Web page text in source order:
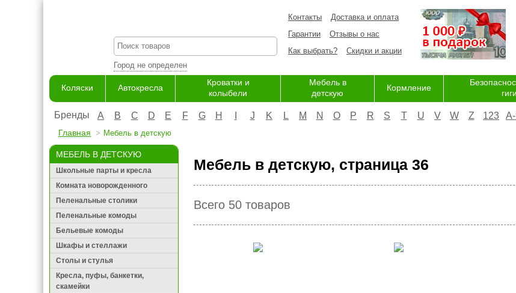
Город не определен
Контакты
Доставка и оплата
Гарантии
Отзывы о нас
Как выбрать?
Скидки и акции
Коляски Автокресла
Кроватки и
колыбели
Мебель в
детскую
Кормление
Бренды A B C D E F G H J K L M N O P R S T U V W Z 123
Главная Мебель в детскую
МЕБЕЛЬ В ДЕТСКУЮ
Школьные парты и кресла
Комната новорожденного
Пеленальные столики
Пеленальные комоды
Бельевые комоды
Шкафы и стеллажи
Столы и стулья
Кресла, пуфы, банкетки,
скамейки
Мебель в детскую, страница 36
Всего 50 товаров